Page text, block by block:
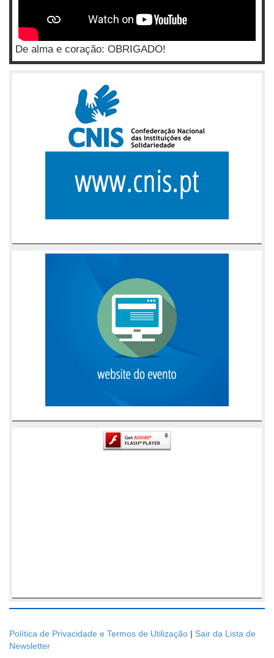
De alma e coração: OBRIGADO!
Política de Privacidade e Termos de Utilização | Sair da Lista de
Newsletter